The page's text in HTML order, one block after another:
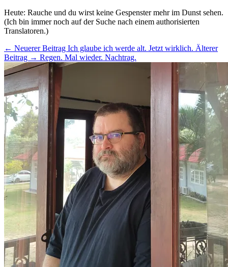
Heute: Rauche und du wirst keine Gespenster mehr im Dunst sehen.
(Ich bin immer noch auf der Suche nach einem authorisierten
Translatoren.)
← Neuerer Beitrag Ich glaube ich werde alt. Jetzt wirklich. Älterer
Beitrag → Regen. Mal wieder. Nachtrag.